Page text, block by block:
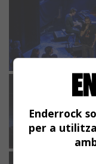
Enderrock
per a